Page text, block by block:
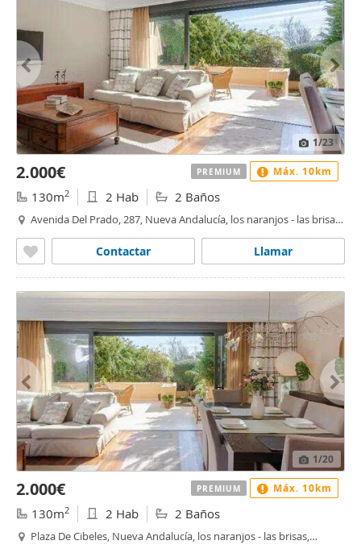
1/23
2.000€
130m2 2 Hab 2 Baños
Avenida Del Prado, 287, Nueva Andalucía, los naranjos - las brisas,
Llamar
Contactar
PREMIUM Máx. 10km
1/20
2.000€
130m2 2 Hab 2 Baños
Plaza De Cibeles, Nueva Andalucía, los naranjos - las brisas,
PREMIUM Máx. 10km